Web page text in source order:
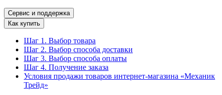
Сервис и поддержка
Как купить
Шаг 1. Выбор товара
Шаг 2. Выбор способа доставки
Шаг 3. Выбор способа оплаты
Шаг 4. Получение заказа
Условия продажи товаров интернет-магазина «Механик
Трейд»